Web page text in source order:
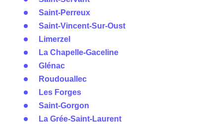
Saint-Perreux
Saint-Vincent-Sur-Oust
Limerzel
La Chapelle-Gaceline
Glénac
Roudouallec
Les Forges
Saint-Gorgon
La Grée-Saint-Laurent